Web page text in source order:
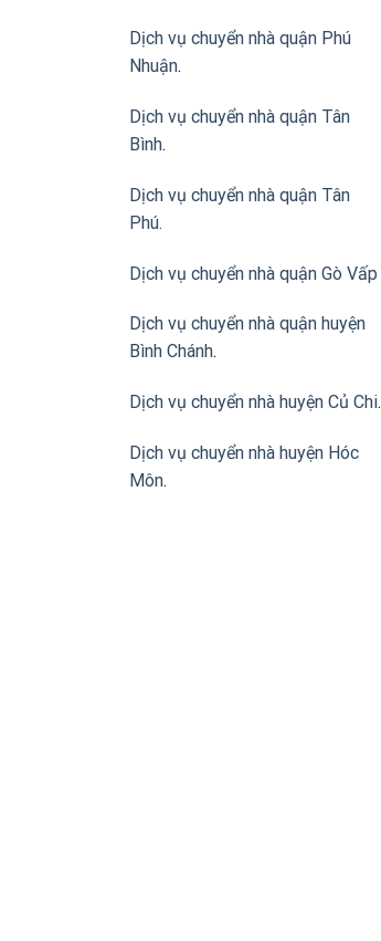
Dịch vụ chuyển nhà quận Phú
Nhuận.
Dịch vụ chuyển nhà quận Tân
Bình.
Dịch vụ chuyển nhà quận Tân
Phú.
Dịch vụ chuyển nhà quận Gò Vấp
Dịch vụ chuyển nhà quận huyện
Bình Chánh.
Dịch vụ chuyển nhà huyện Củ Chi.
Dịch vụ chuyển nhà huyện Hóc
Môn.